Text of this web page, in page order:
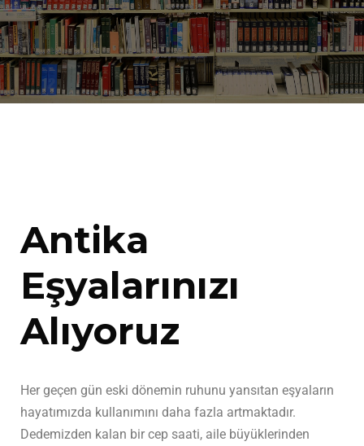
Antika
Eşyalarınızı
Alıyoruz
Her geçen gün eski dönemin ruhunu yansıtan eşyaların
hayatımızda kullanımını daha fazla artmaktadır.
Dedemizden kalan bir cep saati, aile büyüklerinden